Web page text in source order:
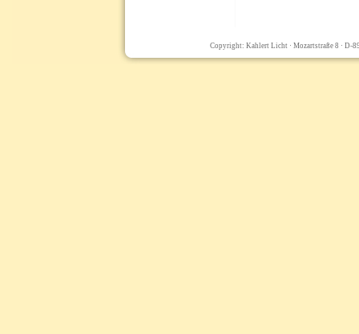
Copyright: Kahlert Licht · Mozartstraße 8 · D-